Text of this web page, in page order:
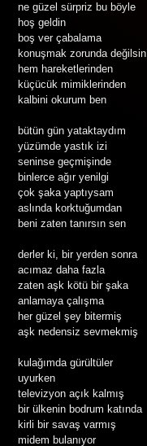
ne güzel sürpriz bu böyle
hoş geldin
boş ver çabalama
konuşmak zorunda değilsin
hem hareketlerinden
küçücük mimiklerinden
kalbini okurum ben
bütün gün yataktaydım
yüzümde yastık izi
seninse geçmişinde
binlerce ağır yenilgi
çok şaka yaptıysam
aslında korktuğumdan
beni zaten tanırsın sen
derler ki, bir yerden sonra
acımaz daha fazla
zaten aşk kötü bir şaka
anlamaya çalışma
her güzel şey bitermiş
aşk nedensiz sevmekmiş
kulağımda gürültüler
uyurken
televizyon açık kalmış
bir ülkenin bodrum katında
kirli bir savaş varmış
midem bulanıyor